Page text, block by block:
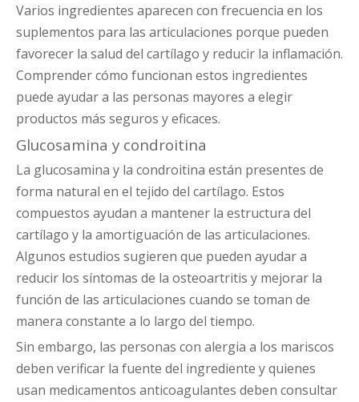
Varios ingredientes aparecen con frecuencia en los
suplementos para las articulaciones porque pueden
favorecer la salud del cartílago y reducir la inflamación.
Comprender cómo funcionan estos ingredientes
puede ayudar a las personas mayores a elegir
productos más seguros y eficaces.
Glucosamina y condroitina
La glucosamina y la condroitina están presentes de
forma natural en el tejido del cartílago. Estos
compuestos ayudan a mantener la estructura del
cartílago y la amortiguación de las articulaciones.
Algunos estudios sugieren que pueden ayudar a
reducir los síntomas de la osteoartritis y mejorar la
función de las articulaciones cuando se toman de
manera constante a lo largo del tiempo.
Sin embargo, las personas con alergia a los mariscos
deben verificar la fuente del ingrediente y quienes
usan medicamentos anticoagulantes deben consultar